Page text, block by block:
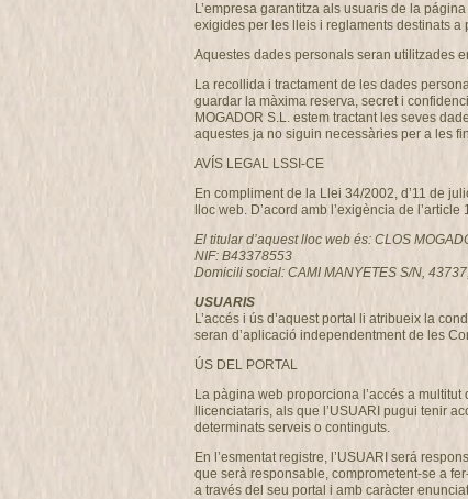
L’empresa garantitza als usuaris de la
exigides per les lleis i reglaments destinats
Aquestes dades personals seran utilitzades
La recollida i tractament de les dades
guardar la màxima reserva, secret i
MOGADOR S.L. estem tractant les seves
aquestes ja no siguin necessàries per a les
AVÍS LEGAL LSSI-CE
En compliment de la Llei 34/2002, d’11 de
lloc web. D’acord amb l’exigència de
El titular d’aquest lloc web és: CLOS
NIF: B43378553
Domicili social: CAMI MANYETES S/N,
USUARIS
L’accés i ús d’aquest portal li atribueix la
seran d’aplicació independentment de les
ÚS DEL PORTAL
La pàgina web proporciona l’accés a
llicenciataris, als que l’USUARI pugui tenir
determinats serveis o continguts.
En l’esmentat registre, l’USUARI será
que serà responsable, comprometent-se a
a través del seu portal i amb caràcter